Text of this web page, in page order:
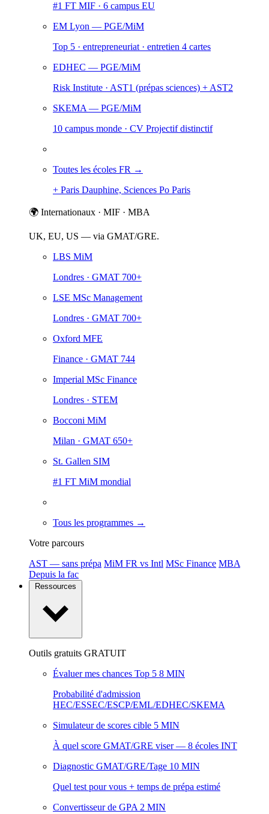
#1 FT MIF · 6 campus EU
EM Lyon — PGE/MiM
Top 5 · entrepreneuriat · entretien 4 cartes
EDHEC — PGE/MiM
Risk Institute · AST1 (prépas sciences) + AST2
SKEMA — PGE/MiM
10 campus monde · CV Projectif distinctif
Toutes les écoles FR →
+ Paris Dauphine, Sciences Po Paris
🌍 Internationaux · MIF · MBA
UK, EU, US — via GMAT/GRE.
LBS MiM
Londres · GMAT 700+
LSE MSc Management
Londres · GMAT 700+
Oxford MFE
Finance · GMAT 744
Imperial MSc Finance
Londres · STEM
Bocconi MiM
Milan · GMAT 650+
St. Gallen SIM
#1 FT MiM mondial
Tous les programmes →
Votre parcours
AST — sans prépa MiM FR vs Intl MSc Finance MBA
Depuis la fac
Outils gratuits GRATUIT
Évaluer mes chances Top 5 8 MIN
Probabilité d'admission
HEC/ESSEC/ESCP/EML/EDHEC/SKEMA
Simulateur de scores cible 5 MIN
À quel score GMAT/GRE viser — 8 écoles INT
Diagnostic GMAT/GRE/Tage 10 MIN
Quel test pour vous + temps de prépa estimé
Convertisseur de GPA 2 MIN